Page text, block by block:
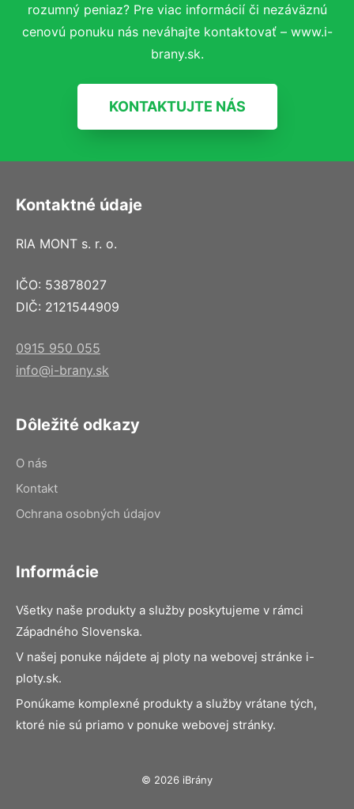
rozumný peniaz? Pre viac informácií či nezáväznú
cenovú ponuku nás neváhajte kontaktovať – www.i-
brany.sk.
KONTAKTUJTE NÁS
Kontaktné údaje
RIA MONT s. r. o.
IČO: 53878027
DIČ: 2121544909
0915 950 055
info@i-brany.sk
Dôležité odkazy
O nás
Kontakt
Ochrana osobných údajov
Informácie
Všetky naše produkty a služby poskytujeme v rámci
Západného Slovenska.
V našej ponuke nájdete aj ploty na webovej stránke i-
ploty.sk.
Ponúkame komplexné produkty a služby vrátane tých,
ktoré nie sú priamo v ponuke webovej stránky.
© 2026 iBrány